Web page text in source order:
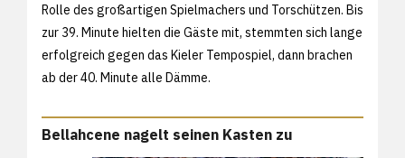
Rolle des großartigen Spielmachers und Torschützen. Bis
zur 39. Minute hielten die Gäste mit, stemmten sich lange
erfolgreich gegen das Kieler Tempospiel, dann brachen
ab der 40. Minute alle Dämme.
Bellahcene nagelt seinen Kasten zu